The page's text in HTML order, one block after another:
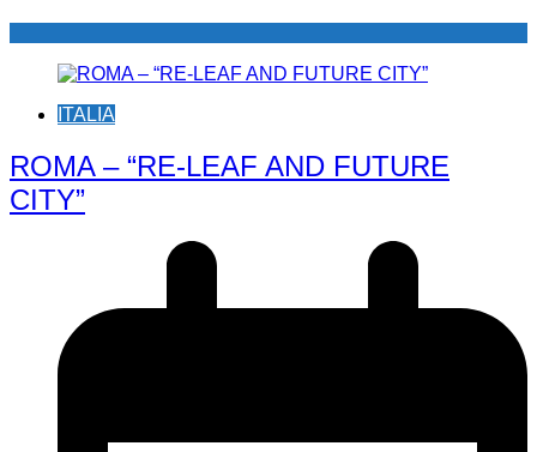
ITALIA
ROMA – “RE-LEAF AND FUTURE
CITY”